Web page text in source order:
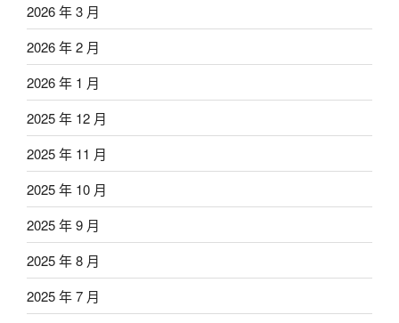
2026 年 3 月
2026 年 2 月
2026 年 1 月
2025 年 12 月
2025 年 11 月
2025 年 10 月
2025 年 9 月
2025 年 8 月
2025 年 7 月